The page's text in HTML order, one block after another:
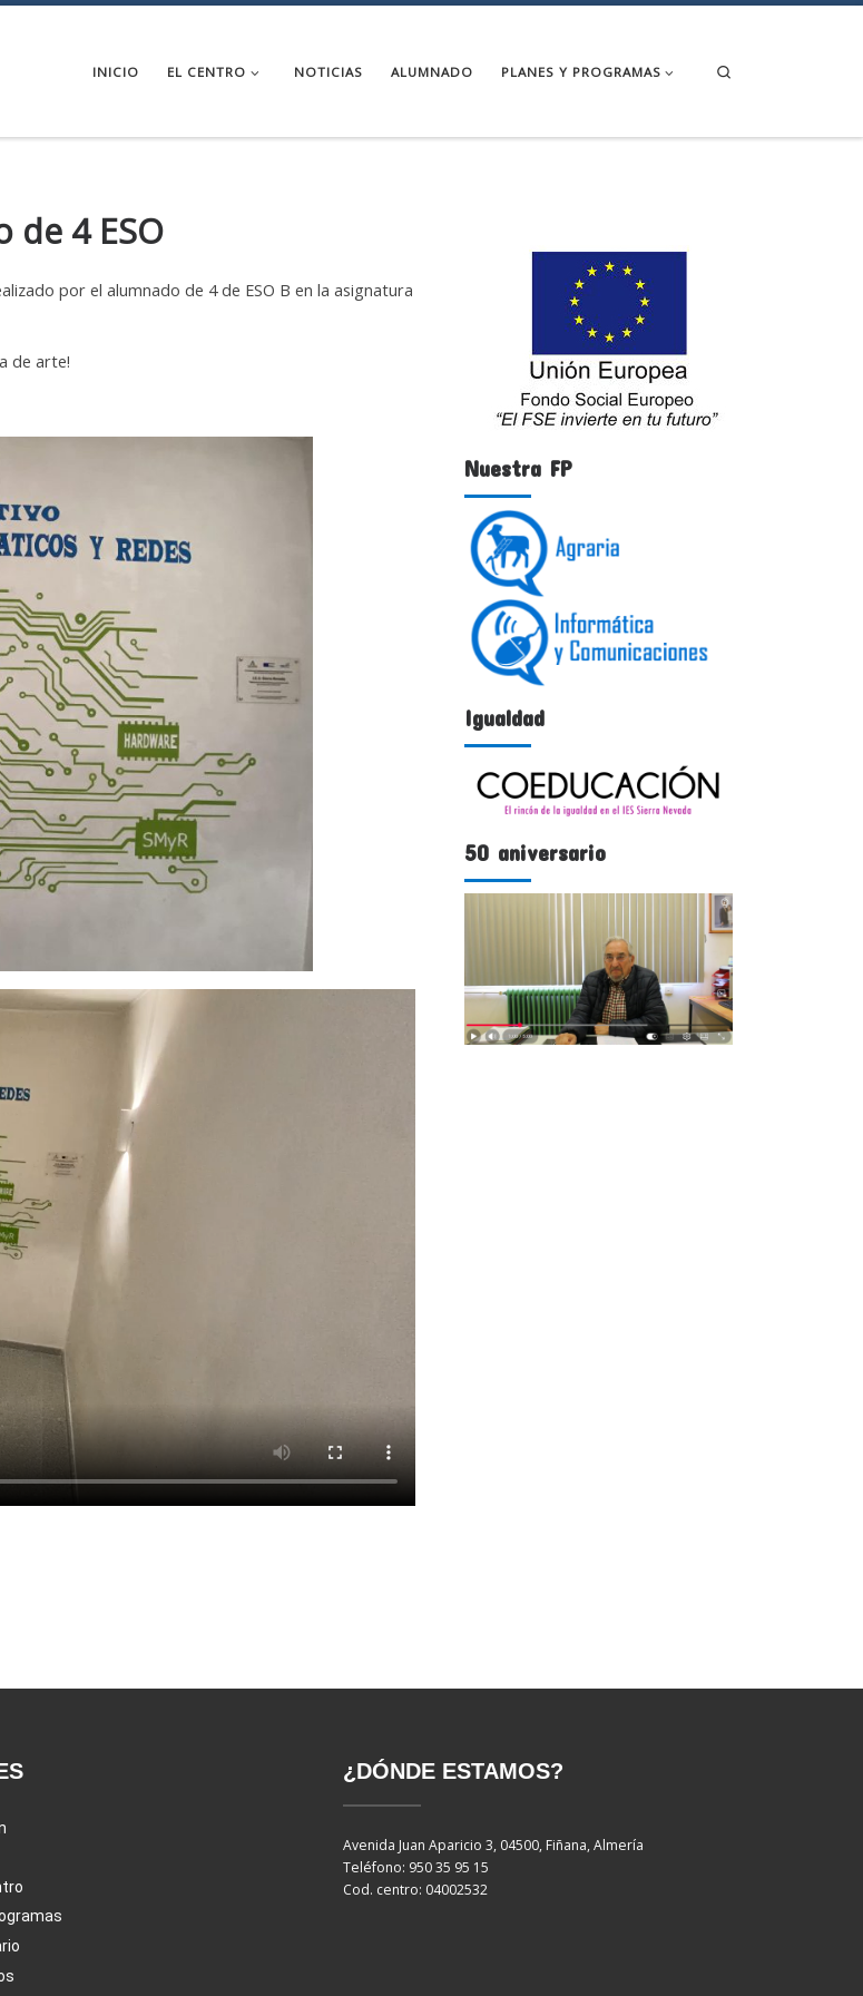
INICIO EL CENTRO NOTICIAS ALUMNADO PLANES Y PROGRAMAS
4 ESO
por el alumnado de 4 de ESO B en la asignatura
de arte!
Nuestra FP
Igualdad
50 aniversario
¿DÓNDE ESTAMOS?
Avenida Juan Aparicio 3, 04500, Fiñana, Almería
Teléfono: 950 35 95 15
Cod. centro: 04002532